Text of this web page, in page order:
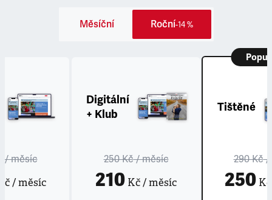
Měsíční Roční-14 %
/ měsíc
/ měsíc
Digitální
+ Klub
250 Kč/ měsíc
210 Kč / měsíc
Tištěné
290 Kč/
250Kč